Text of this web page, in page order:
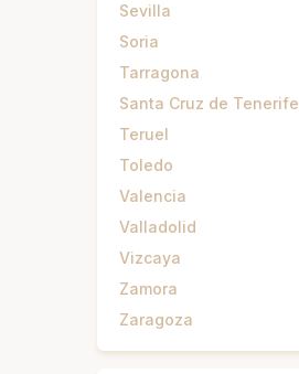
Sevilla
Soria
Tarragona
Santa Cruz de Tenerife
Teruel
Toledo
Valencia
Valladolid
Vizcaya
Zamora
Zaragoza